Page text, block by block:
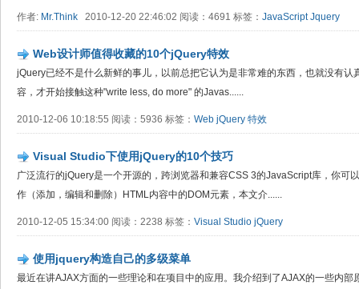
作者: Mr.Think 2010-12-20 22:46:02 阅读：4691 标签： JavaScript Jquery
Web设计师值得收藏的10个jQuery特效
jQuery已经不是什么新鲜的事儿，以前总把它认为是非常难的东西，也就没有
容，才开始接触这种"write less, do more" 的Javas......
2010-12-06 10:18:55 阅读：5936 标签： Web jQuery 特效
Visual Studio下使用jQuery的10个技巧
广泛流行的jQuery是一个开源的，跨浏览器和兼容CSS 3的JavaScript库，你可
作（添加，编辑和删除）HTML内容中的DOM元素，本文介......
2010-12-05 15:34:00 阅读：2238 标签： Visual Studio jQuery
使用jquery构造自己的多级菜单
最近在讲AJAX方面的一些理论和在项目中的应用。我介绍到了AJAX的一些内部